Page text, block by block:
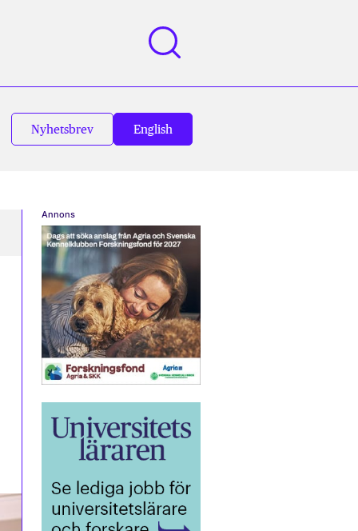
Nyhetsbrev English
Annons